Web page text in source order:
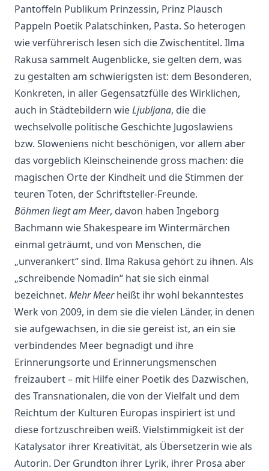
Pantoffeln Publikum Prinzessin, Prinz Plausch
Pappeln Poetik Palatschinken, Pasta. So heterogen
wie verführerisch lesen sich die Zwischentitel. Ilma
Rakusa sammelt Augenblicke, sie gelten dem, was
zu gestalten am schwierigsten ist: dem Besonderen,
Konkreten, in aller Gegensatzfülle des Wirklichen,
auch in Städtebildern wieLjubljana, die die
wechselvolle politische Geschichte Jugoslawiens
bzw. Sloweniens nicht beschönigen, vor allem aber
das vorgeblich Kleinscheinende gross machen: die
magischen Orte der Kindheit und die Stimmen der
teuren Toten, der Schriftsteller-Freunde.
Böhmen liegt am Meer, davon haben Ingeborg
Bachmann wie Shakespeare im Wintermärchen
einmal geträumt, und von Menschen, die
„unverankert“ sind. Ilma Rakusa gehört zu ihnen. Als
„schreibende Nomadin“ hat sie sich einmal
bezeichnet. Mehr Meerheißt ihr wohl bekanntestes
Werk von 2009, in dem sie die vielen Länder, in denen
sie aufgewachsen, in die sie gereist ist, an ein sie
verbindendes Meer begnadigt und ihre
Erinnerungsorte und Erinnerungsmenschen
freizaubert – mit Hilfe einer Poetik des Dazwischen,
des Transnationalen, die von der Vielfalt und dem
Reichtum der Kulturen Europas inspiriert ist und
diese fortzuschreiben weiß. Vielstimmigkeit ist der
Katalysator ihrer Kreativität, als Übersetzerin wie als
Autorin. Der Grundton ihrer Lyrik, ihrer Prosa aber